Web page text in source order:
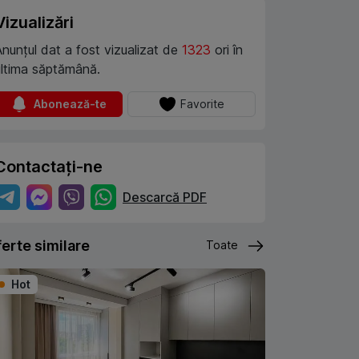
dat a fost vizualizat de 1323 ori în
săptămână.
Abonează-te Favorite
ne
Descarcă PDF
similare Toate
Hot